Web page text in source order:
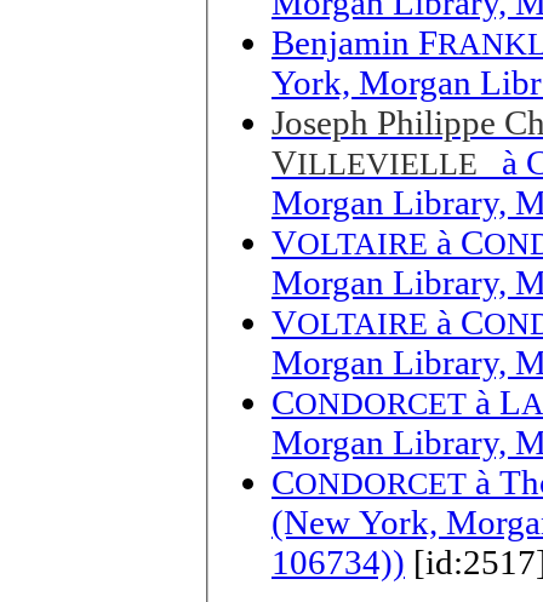
Benjamin F
York, Morgan
Joseph Philippe
VILLEVIELLE à
Morgan Library,
VOLTAIRE à C
Morgan Library,
VOLTAIRE à C
Morgan Library,
CONDORCET à L
Morgan Library,
CONDORCET à
(New York,
106734))